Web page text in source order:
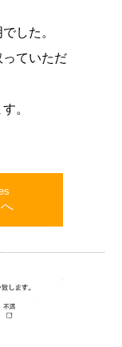
した。
ていただ
。